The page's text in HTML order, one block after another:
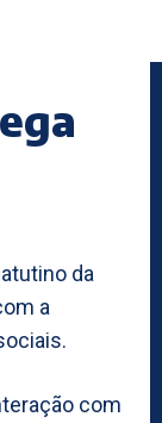
da
a
com